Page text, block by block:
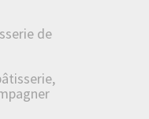
de